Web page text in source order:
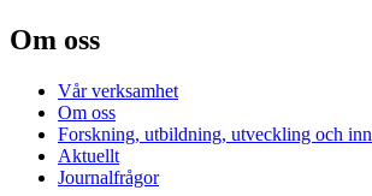
Om oss
Vår verksamhet
Om oss
Forskning, utbildning, utveckling och
Aktuellt
Journalfrågor